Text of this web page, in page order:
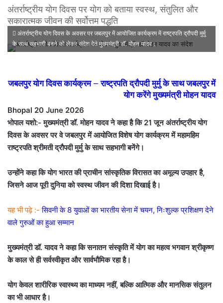
अंतर्राष्ट्रीय योग दिवस पर योग को बताया स्वस्थ, संतुलित और
सकारात्मक जीवन की सर्वोत्तम पद्धति
अंतर्राष्ट्रीय योग दिवस के अवसर पर जबलपुर में आयोजित कार्यक्रम में राष्ट्रपति द्रौपदी मुर्मु
के साथ सहभागी बनने को लेकर संदेश देते मुख्यमंत्री डॉ. मोहन यादव।
जबलपुर योग दिवस कार्यक्रम – राष्ट्रपति द्रौपदी मुर्मु के साथ जबलपुर में
योग करेंगे मुख्यमंत्री मोहन यादव
Bhopal 20 June 2026
भोपाल यशो:- मुख्यमंत्री डॉ. मोहन यादव ने कहा है कि 21 जून अंतर्राष्ट्रीय योग
दिवस के अवसर पर वे जबलपुर में आयोजित विशेष योग कार्यक्रम में महामहिम
राष्ट्रपति श्रीमती द्रौपदी मुर्मु के साथ सहभागी बनेंगे।
उन्होंने कहा कि योग भारत की प्राचीन सांस्कृतिक विरासत का अमूल्य उपहार है,
जिसने आज पूरी दुनिया को स्वस्थ जीवन की दिशा दिखाई है।
यह भी पढ़े :-सिवनी के 8 युवाओं का भारतीय सेना में चयन, निःशुल्क प्रशिक्षण देने
वाले गुरुओं का हुआ सम्मान
मुख्यमंत्री डॉ. यादव ने कहा कि सनातन संस्कृति में योग का महत्व भगवान श्रीकृष्ण
के काल से ही सर्वस्वीकृत और सार्वभौमिक रहा है।
योग केवल शारीरिक स्वास्थ्य का माध्यम नहीं, बल्कि आत्मिक और मानसिक संतुलन
का भी आधार है।